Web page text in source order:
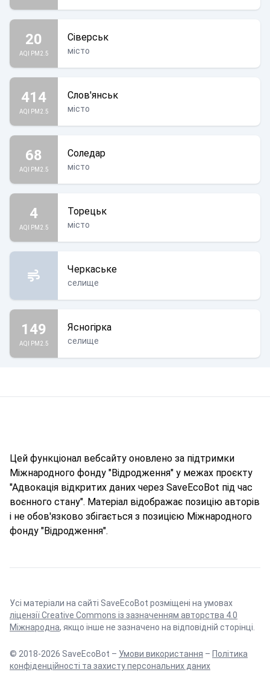
20
AQI PM2.5
Сіверськ
місто
414
AQI PM2.5
Слов'янськ
місто
68
AQI PM2.5
Соледар
місто
4
AQI PM2.5
Торецьк
місто
Черкаське
селище
149
AQI PM2.5
Ясногірка
селище
Цей функціонал вебсайту оновлено за підтримки
Міжнародного фонду "Відродження" у межах проєкту
"Адвокація відкритих даних через SaveEcoBot під час
воєнного стану". Матеріал відображає позицію авторів
і не обов'язково збігається з позицією Міжнародного
фонду "Відродження".
Усі матеріали на сайті SaveEcoBot розміщені на умовах
ліцензії Creative Commons із зазначенням авторства 4.0
Міжнародна, якщо інше не зазначено на відповідній сторінці.
© 2018-2026 SaveEcoBot – Умови використання – Політика
конфіденційності та захисту персональних даних